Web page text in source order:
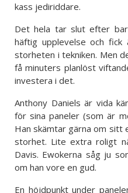
kass jediriddare.
Det hela tar slut efter
häftig upplevelse och
storheten i tekniken. Men
få minuters planlöst
investera i det.
Anthony Daniels är vida
för sina paneler (som är
Han skämtar gärna om sitt
storhet. Lite extra roligt
Davis. Ewokerna såg ju
om han vore en gud.
En höjdpunkt under